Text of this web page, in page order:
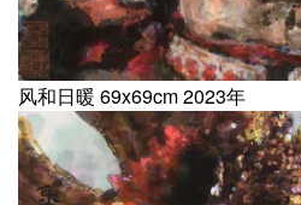
风和日暖 69x69cm 2023年